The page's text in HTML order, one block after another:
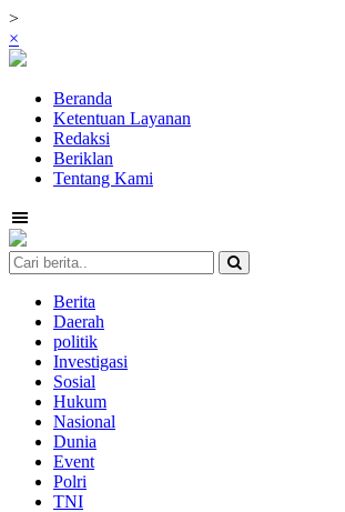
>
×
Beranda
Ketentuan Layanan
Redaksi
Beriklan
Tentang Kami
Berita
Daerah
politik
Investigasi
Sosial
Hukum
Nasional
Dunia
Event
Polri
TNI